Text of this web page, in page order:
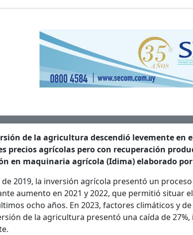
de la agricultura descendió levemente en
precios agrícolas pero con recuperación
en maquinaria agrícola (Idima) elaborado
2019, la inversión agrícola presentó un
aumento en 2021 y 2022, que permitió situar
ocho años. En 2023, factores climáticos y
de la agricultura presentó una caída de